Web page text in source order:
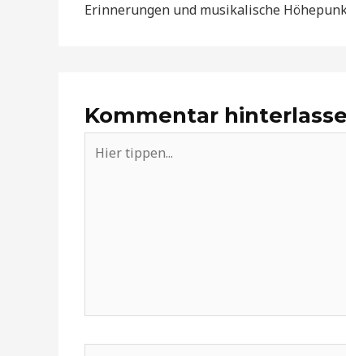
Erinnerungen und musikalische
Kommentar
tippen...